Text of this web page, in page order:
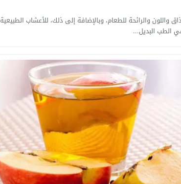
واللون والرائحة للطعام، وبالإضافة إلى ذلك، للأعشاب الطبيعية
الطب البديل...